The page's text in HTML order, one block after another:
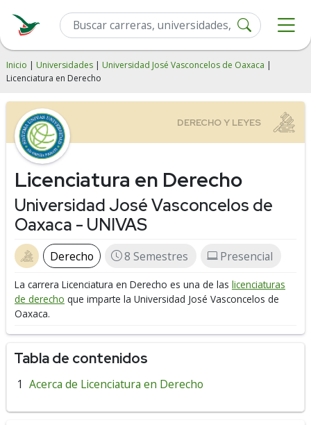
Inicio | Universidades | Universidad José Vasconcelos de Oaxaca |
Licenciatura en Derecho
Licenciatura en Derecho
Universidad José Vasconcelos de
Oaxaca - UNIVAS
Derecho 8 Semestres Presencial
La carrera Licenciatura en Derecho es una de las licenciaturas
de derecho que imparte la Universidad José Vasconcelos de
Oaxaca.
Tabla de contenidos
Acerca de Licenciatura en Derecho